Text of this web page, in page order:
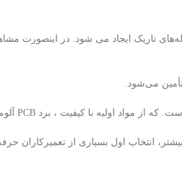
تاریک ایجاد می شود. در اینصورت
انتخاب اول بسیاری از تعمیرکاران